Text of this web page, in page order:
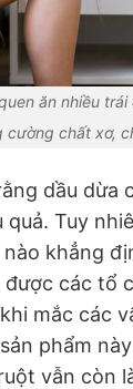
ăn nhiều
cường chất xơ,
dầu dừa
Tuy
khẳng
được các tổ
mắc các
phẩm
vẫn còn